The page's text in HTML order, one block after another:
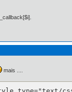
mais ....